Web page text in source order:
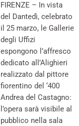
FIRENZE – In vista
del Dantedì, celebrato
il 25 marzo, le Gallerie
degli Uffizi
espongono l’affresco
dedicato all’Alighieri
realizzato dal pittore
fiorentino del ‘400
Andrea del Castagno:
l’opera sarà visibile al
pubblico nella sala